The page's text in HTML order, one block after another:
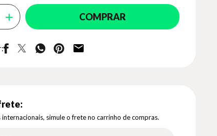
COMPRAR
internacionais, simule o frete no carrinho de compras.